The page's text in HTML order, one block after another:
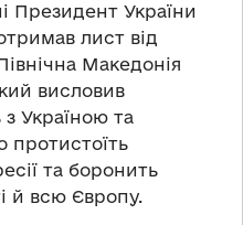
Президент України
лист від
Македонія
висловив
з Україною та
протистоїть
та боронить
й всю Європу.